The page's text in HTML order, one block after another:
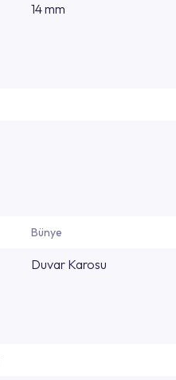
14 mm
Bünye
Duvar Karosu